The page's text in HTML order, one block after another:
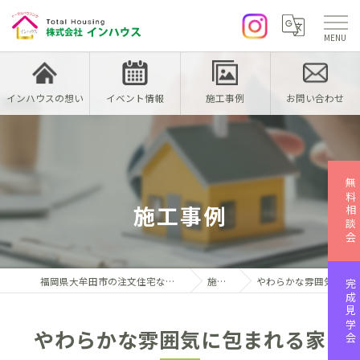
インハウスの想い イベント情報 施工事例 お問い合わせ
施工事例
福岡県大牟田市の注文住宅なら株式会社インハウス 施工事例 やわらかな雰囲気に包まれる家
やわらかな雰囲気に包まれる家
無料相談会
完成見学会